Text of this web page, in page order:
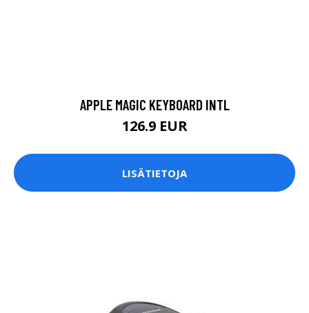
APPLE MAGIC KEYBOARD INTL
126.9 EUR
LISÄTIETOJA